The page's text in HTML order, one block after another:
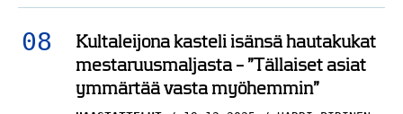
Kultaleijona kasteli isänsä hautakukat
mestaruusmaljasta – ”Tällaiset asiat
ymmärtää vasta myöhemmin”